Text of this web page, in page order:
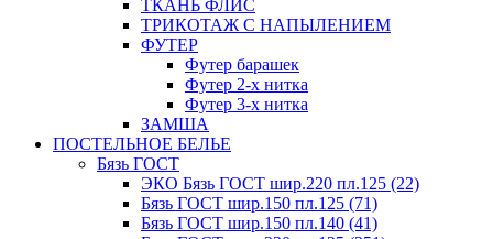
ТКАНЬ ФЛИС
ТРИКОТАЖ С НАПЫЛЕНИЕМ
ФУТЕР
Футер барашек
Футер 2-х нитка
Футер 3-х нитка
ЗАМША
ПОСТЕЛЬНОЕ БЕЛЬЕ
Бязь ГОСТ
ЭКО Бязь ГОСТ шир.220 пл.125 (22)
Бязь ГОСТ шир.150 пл.125 (71)
Бязь ГОСТ шир.150 пл.140 (41)